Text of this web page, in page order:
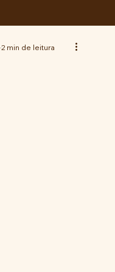
2 min de leitura